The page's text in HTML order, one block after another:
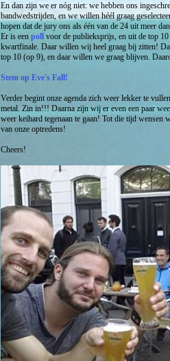
En dan zijn we er nóg niet: we hebben ons
bandwedstrijden, en we willen héél graag
hopen dat de jury ons als één van de 24 uit meer
Er is een poll voor de publieksprijs, en uit de top
kwartfinale. Daar willen wij heel graag bij zitten!
top 10 (op 9), en daar willen we graag blijven.
Stem op Eve's Fall!
Verder begint onze agenda zich weer lekker te
metal. Zin in!!! Daarna zijn wij er even een paar
weer keihard tegenaan te gaan! Tot die tijd
van onze optredens!
Cheers!